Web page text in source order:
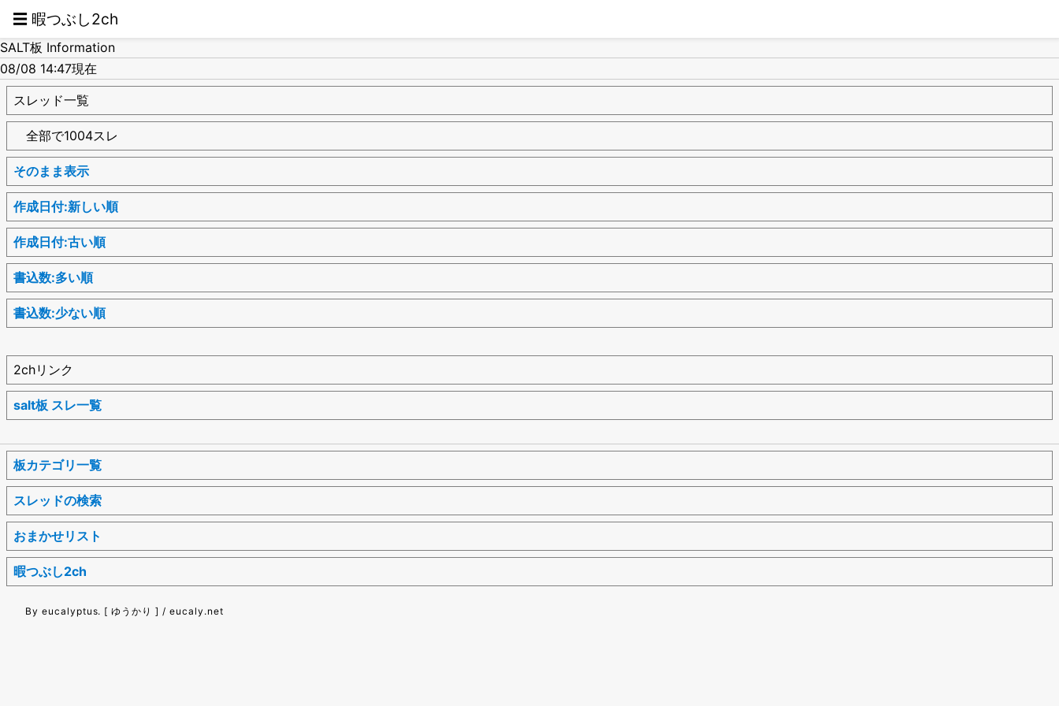
☰ 暇つぶし2ch
SALT板 Information
08/08 14:47現在
スレッド一覧
全部で1004スレ
そのまま表示
作成日付:新しい順
作成日付:古い順
書込数:多い順
書込数:少ない順
2chリンク
salt板 スレ一覧
板カテゴリ一覧
スレッドの検索
おまかせリスト
暇つぶし2ch
By eucalyptus. [ ゆうかり ] / eucaly.net